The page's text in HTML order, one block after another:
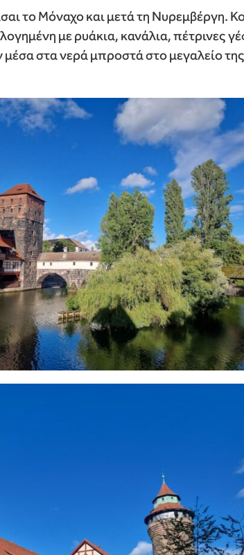
το Μόναχο και μετά τη Νυρεμβέργη.
με ρυάκια, κανάλια, πέτρινες
μέσα στα νερά μπροστά στο μεγαλείο